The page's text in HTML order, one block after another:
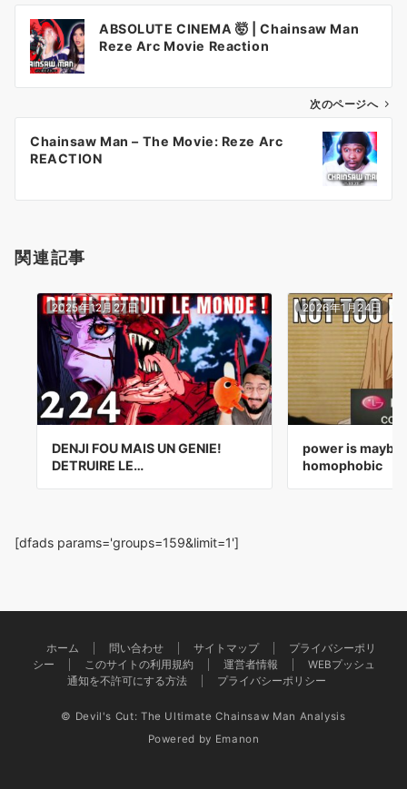
ビ
ン
ABSOLUTE CINEMA 🤯 | Chainsaw Man
Reze Arc Movie Reaction
次のページへ
Chainsaw Man – The Movie: Reze Arc
REACTION
関連記事
2025年12月27日
DENJI FOU MAIS UN GENIE!
DETRUIRE LE…
2026年1月24日
power is maybe
homophobic
[dfads params='groups=159&limit=1']
ホーム 問い合わせ サイトマップ
プライバシーポリ
シー
このサイトの利用規約 運営者情報
WEBプッシュ
通知を不許可にする方法
プライバシーポリシー
© Devil's Cut: The Ultimate Chainsaw Man Analysis
Powered by Emanon